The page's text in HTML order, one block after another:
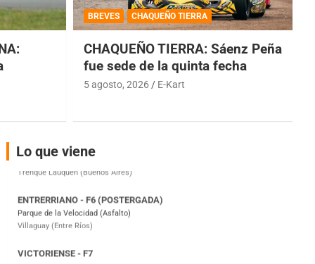
BREVES CHAQUEÑO TIERRA
CHAQUEÑO TIERRA: Sáenz Peña
fue sede de la quinta fecha
5 agosto, 2026 E-Kart
Lo que viene
08/09-AGO
IAME SERIES ARGENTINA 6
Ramiro Tot (Asfalto)
Parque de la Velocidad (Asfalto)
El Cerro (Tierra)
Victoria (Entre Ríos)
Moto Club Reginense (Tierra)